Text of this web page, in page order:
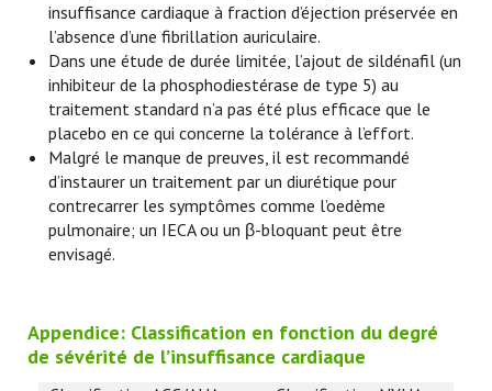
insuffisance cardiaque à fraction d’éjection préservée en
l’absence d’une fibrillation auriculaire.
Dans une étude de durée limitée, l’ajout de sildénafil (un
inhibiteur de la phosphodiestérase de type 5) au
traitement standard n’a pas été plus efficace que le
placebo en ce qui concerne la tolérance à l’effort.
Malgré le manque de preuves, il est recommandé
d’instaurer un traitement par un diurétique pour
contrecarrer les symptômes comme l’oedème
pulmonaire; un IECA ou un β-bloquant peut être
envisagé.
Appendice: Classification en fonction du degré
de sévérité de l’insuffisance cardiaque